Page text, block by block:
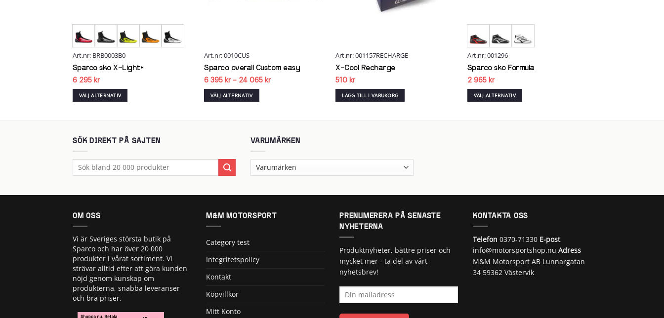
Art.nr: BRB0003B0
Sparco sko X-Light+
6 295 kr
VÄLJ ALTERNATIV
har
flera
De
olika
kan
på
produktsidan
Art.nr: 0010CUS
Sparco overall Custom easy
6 395 kr – 24 065 krPrisintervall:
VÄLJ ALTERNATIV
olika
kan
på
produktsidan
Art.nr: 001157RECHARGE
X-Cool Recharge
510 kr
LÄGG TILL I VARUKORG
Art.nr: 001296
Sparco sko Formula
2 965 kr
VÄLJ ALTERNATIV
kan
på
produktsidan
SÖK DIREKT PÅ SAJTEN
Sök
VARUMÄRKEN
OM OSS
Vi är Sveriges största butik på
Sparco och har över 20 000
produkter i vårat sortiment. Vi
strävar alltid efter att göra kunden
nöjd genom kunskap om
produkterna, snabba leveranser
och bra priser.
M&M MOTORSPORT
Category test
Integritetspolicy
Kontakt
Köpvillkor
Mitt Konto
PRENUMERERA PÅ SENASTE
NYHETERNA
Produktnyheter, bättre priser och
mycket mer - ta del av vårt
nyhetsbrev!
KONTAKTA OSS
Telefon 0370-71330 E-post
info@motorsportshop.nu Adress
M&M Motorsport AB Lunnargatan
34 59362 Västervik